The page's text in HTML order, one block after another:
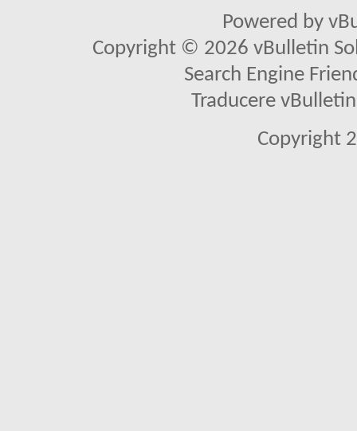
Powered by
Copyright © 2026 vBulletin
Search Engine
Traducere
Copyright